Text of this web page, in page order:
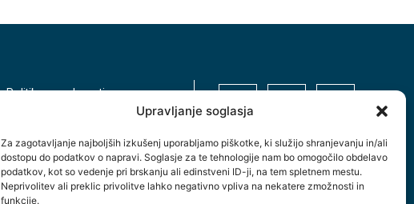
Upravljanje soglasja
Za zagotavljanje najboljših izkušenj uporabljamo piškotke, ki služijo shranjevanju in/ali
dostopu do podatkov o napravi. Soglasje za te tehnologije nam bo omogočilo obdelavo
podatkov, kot so vedenje pri brskanju ali edinstveni ID-ji, na tem spletnem mestu.
Neprivolitev ali preklic privolitve lahko negativno vpliva na nekatere zmožnosti in
funkcije.
Politika zasebnosti
Izjava o dostopnosti